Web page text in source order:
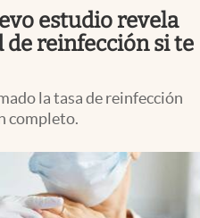
estudio revela
de reinfección si te
la tasa de reinfección
completo.